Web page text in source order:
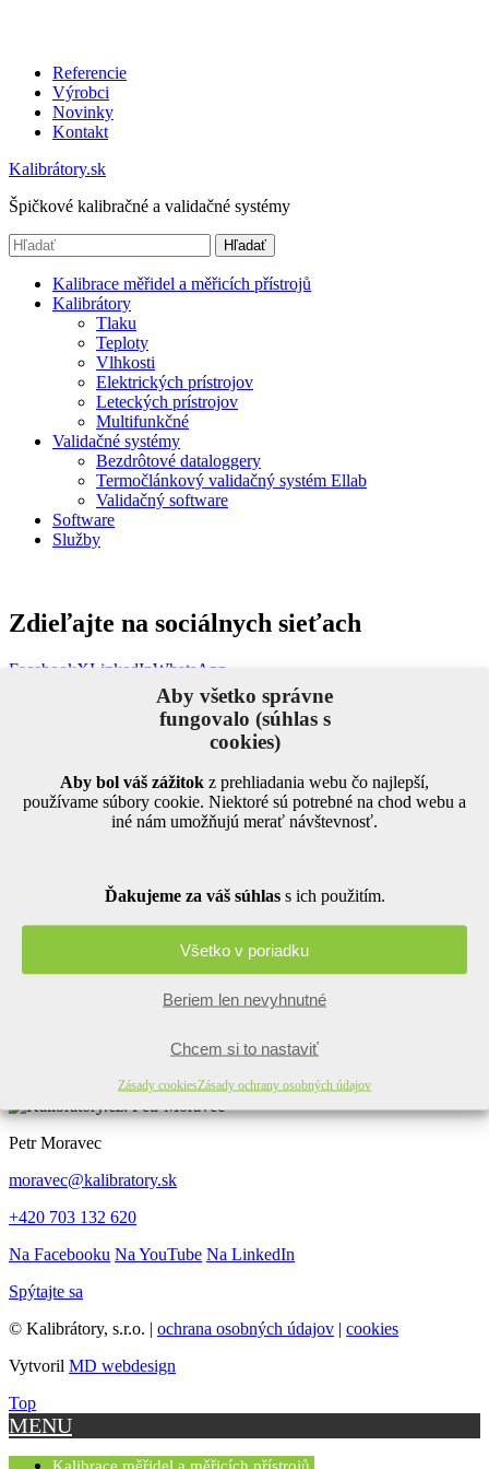
Aby všetko správne
fungovalo (súhlas s
cookies)
Aby bol váš zážitok z prehliadania webu čo najlepší,
používame súbory cookie. Niektoré sú potrebné na chod webu a
iné nám umožňujú merať návštevnosť.
Ďakujeme za váš súhlass ich použitím.
Všetko v poriadku
Beriem len nevyhnutné
Chcem si to nastaviť
Zásady cookiesZásady ochrany osobných údajov
Referencie
Výrobci
Novinky
Kontakt
Kalibrátory.sk
Špičkové kalibračné a validačné systémy
Hľadať
Kalibrace měřidel a měřicích přístrojů
Kalibrátory
Tlaku
Teploty
Vlhkosti
Elektrických prístrojov
Leteckých prístrojov
Multifunkčné
Validačné systémy
Bezdrôtové dataloggery
Termočlánkový validačný systém Ellab
Validačný software
Software
Služby
Zdieľajte na sociálnych sieťach
FacebookXLinkedInWhatsApp
Naše kalibrátory
Kalibrátory teploty
Kalibrátory vlhkosti
Bezdrôtový validačný systém
Multifunkčné kalibrátory
Kalibračný software
Kalibračné služby
Validačný software
Validačné služby
Rýchly kontakt
Petr Moravec
moravec@kalibratory.sk
+420 703 132 620
Na Facebooku Na YouTube Na LinkedIn
Spýtajte sa
© Kalibrátory, s.r.o. | ochrana osobných údajov | cookies
Vytvoril MD webdesign
Top
MENU